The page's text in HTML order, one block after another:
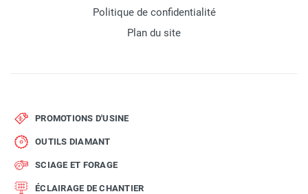
Politique de confidentialité
Plan du site
PROMOTIONS D'USINE
OUTILS DIAMANT
SCIAGE ET FORAGE
ÉCLAIRAGE DE CHANTIER